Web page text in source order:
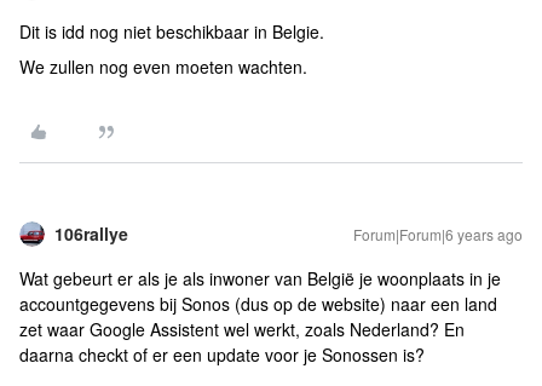
Dit is idd nog niet beschikbaar in Belgie.
We zullen nog even moeten wachten.
106rallye Forum|Forum|6 years ago
Wat gebeurt er als je als inwoner van België je woonplaats in je
accountgegevens bij Sonos (dus op de website) naar een land
zet waar Google Assistent wel werkt, zoals Nederland? En
daarna checkt of er een update voor je Sonossen is?